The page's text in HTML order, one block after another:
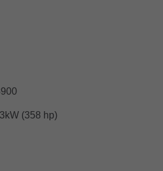
(358 hp)